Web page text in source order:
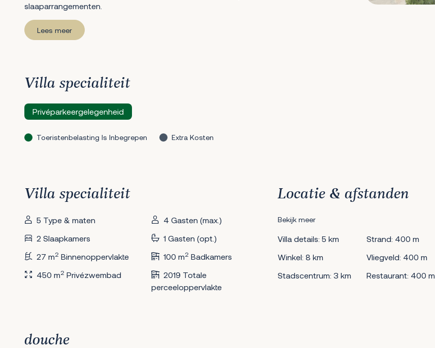
slaaparrangementen.
Lees meer
Villa specialiteit
Privéparkeergelegenheid
Toeristenbelasting Is Inbegrepen Extra Kosten
Villa specialiteit
5 Type & maten
4 Gasten (max.)
2 Slaapkamers
1 Gasten (opt.)
27 m2 Binnenoppervlakte 100 m2 Badkamers
450 m2 Privézwembad
2019 Totale
perceeloppervlakte
Locatie & afstanden
Bekijk meer
Villa details: 5 km
Strand: 400 m
Winkel: 8 km
Vliegveld: 400 m
Stadscentrum: 3 km
Restaurant: 400 m
douche